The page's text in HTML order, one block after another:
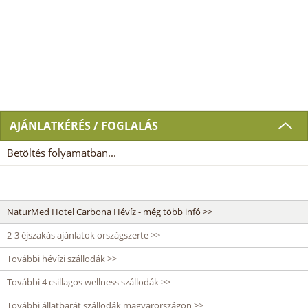
AJÁNLATKÉRÉS / FOGLALÁS
Betöltés folyamatban...
NaturMed Hotel Carbona Hévíz - még több infó >>
2-3 éjszakás ajánlatok országszerte >>
További hévízi szállodák >>
További 4 csillagos wellness szállodák >>
További állatbarát szállodák magyarországon >>